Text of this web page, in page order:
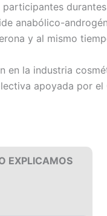
anabólico-
y al mismo
en la industria
apoyada por
EXPLICAMOS